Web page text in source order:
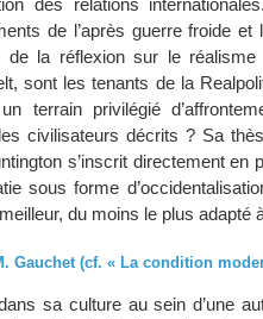
des relations
de l’après guerre froide
de la réflexion sur le
sont les tenants de la
terrain privilégié
civilisateurs décrits ? Sa
s’inscrit directement en
sous forme
du moins le plus adapté
Gauchet (cf. « La condition
sa culture au sein d’une